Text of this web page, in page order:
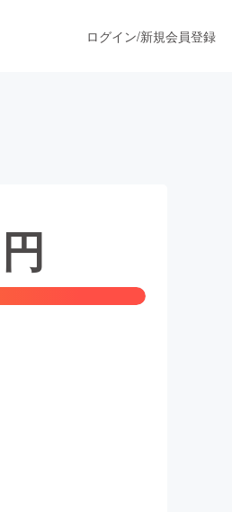
ログイン/新規会員登録
円